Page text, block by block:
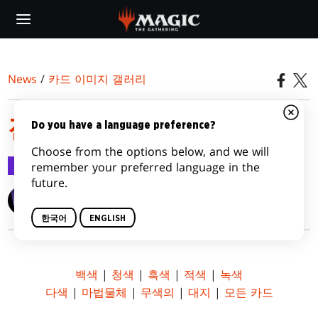
main
News / 카드 이미지 갤러리
젠디카르 전투
카드 이미지 갤러리 2015.09.18
백색 | 청색 | 흑색 | 적색 | 녹색
다색 | 마법물체 | 무색의 | 대지 | 모든 카드
Do you have a language preference?
Choose from the options below, and we will
remember your preferred language in the
future.
한국어 ENGLISH